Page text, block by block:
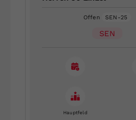
Offen SEN-25
SEN
Hauptfeld